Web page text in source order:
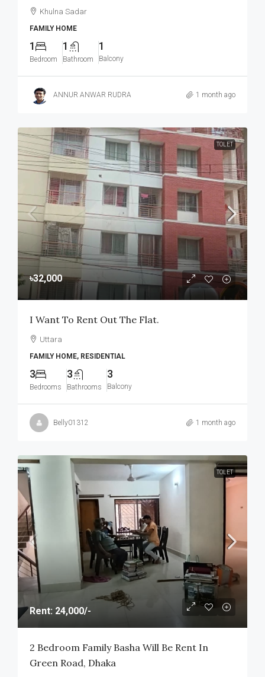
Khulna Sadar
FAMILY HOME
1
Bedroom
1
Bathroom
1
Balcony
ANNUR ANWAR RUDRA 1 month ago
TOLET
৳32,000
I Want To Rent Out The Flat.
Uttara
FAMILY HOME, RESIDENTIAL
3
Bedrooms
3
Bathrooms
3
Balcony
Belly01312 1 month ago
TOLET
Rent: 24,000/-
2 Bedroom Family Basha Will Be Rent In
Green Road, Dhaka